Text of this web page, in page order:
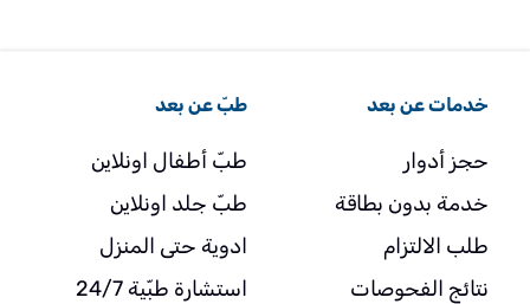
خدمات عن بعد
حجز أدوار
خدمة بدون بطاقة
طلب الالتزام
نتائج الفحوصات
طبّ عن بعد
طبّ أطفال اونلاين
طبّ جلد اونلاين
ادوية حتى المنزل
استشارة طبّية 24/7